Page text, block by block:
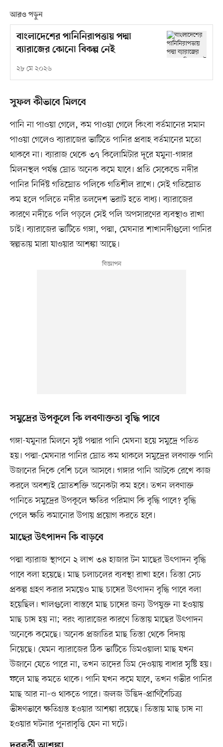
আরও পড়ুন
বাংলাদেশের পানিনিরাপত্তায় পদ্মা
ব্যারাজের কোনো বিকল্প নেই
২৮ মে ২০২৬
সুফল কীভাবে মিলবে
পানি না পাওয়া গেলে, কম পাওয়া গেলে কিংবা বর্তমানের সমান
পাওয়া গেলেও ব্যারাজের ভাটিতে পানির প্রবাহ বর্তমানের মতো
থাকবে না। ব্যারাজ থেকে ৩৭ কিলোমিটার দূরে যমুনা-গঙ্গার
মিলনস্থল পর্যন্ত স্রোত অনেক কমে যাবে। প্রতি সেকেন্ডে নদীর
পানির নির্দিষ্ট গতিস্রোত পলিকে গতিশীল রাখে। সেই গতিস্রোত
কম হলে পলিতে নদীর তলদেশ ভরাট হতে বাধ্য। ব্যারাজের
কারণে নদীতে পলি পড়লে সেই পলি অপসারণের ব্যবস্থাও রাখা
চাই। ব্যারাজের ভাটিতে গঙ্গা, পদ্মা, মেঘনার শাখানদীগুলো পানির
স্বল্পতায় মারা যাওয়ার আশঙ্কা আছে।
সমুদ্রের উপকূলে কি লবণাক্ততা বৃদ্ধি পাবে
গঙ্গা-যমুনার মিলনে সৃষ্ট পদ্মার পানি মেঘনা হয়ে সমুদ্রে পতিত
হয়। পদ্মা-মেঘনার পানির স্রোত কম থাকলে সমুদ্রের লবণাক্ত পানি
উজানের দিকে বেশি চলে আসবে। গঙ্গার পানি আটকে রেখে কাজ
করলে অবশ্যই স্রোতশক্তি অনেকটা কম হবে। তখন লবণাক্ত
পানিতে সমুদ্রের উপকূলে ক্ষতির পরিমাণ কি বৃদ্ধি পাবে? বৃদ্ধি
পেলে ক্ষতি কমানোর উপায় প্রয়োগ করতে হবে।
মাছের উৎপাদন কি বাড়বে
পদ্মা ব্যারাজ স্থাপনে ২ লাখ ৩৪ হাজার টন মাছের উৎপাদন বৃদ্ধি
পাবে বলা হয়েছে। মাছ চলাচলের ব্যবস্থা রাখা হবে। তিস্তা সেচ
প্রকল্প গ্রহণ করার সময়েও মাছ চাষের উৎপাদন বৃদ্ধি পাবে বলা
হয়েছিল। খালগুলো বাস্তবে মাছ চাষের জন্য উপযুক্ত না হওয়ায়
মাছ চাষ হয় না; বরং ব্যারাজের কারণে তিস্তায় মাছের উৎপাদন
অনেকে কমেছে। অনেক প্রজাতির মাছ তিস্তা থেকে বিদায়
নিয়েছে। যেমন ব্যারাজের ঠিক ভাটিতে ডিমওয়ালা মাছ যখন
উজানে যেতে পারে না, তখন তাদের ডিম দেওয়ায় বাধার সৃষ্টি হয়।
ফলে মাছ কমতে থাকে। পানি যখন কমে যাবে, তখন গভীর পানির
মাছ আর না–ও থাকতে পারে। জলজ উদ্ভিদ-প্রাণিবৈচিত্র্য
ভীষণভাবে ক্ষতিগ্রস্ত হওয়ার আশঙ্কা রয়েছে। তিস্তায় মাছ চাষ না
হওয়ার ঘটনার পুনরাবৃত্তি যেন না ঘটে।